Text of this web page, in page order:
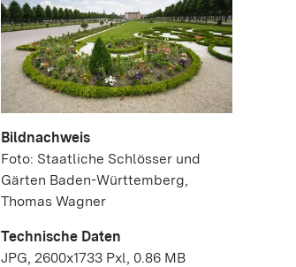
Bildnachweis
Foto: Staatliche Schlösser und
Gärten Baden-Württemberg,
Thomas Wagner
Technische Daten
JPG, 2600x1733 Pxl, 0.86 MB